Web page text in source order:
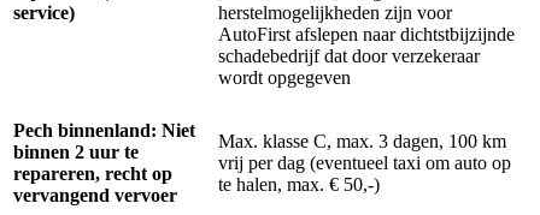
service)
herstelmogelijkheden zijn voor
AutoFirst afslepen naar dichtstbijzijnde
schadebedrijf dat door verzekeraar
wordt opgegeven
Pech binnenland: Niet
binnen 2 uur te
repareren, recht op
vervangend vervoer
Max. klasse C, max. 3 dagen, 100 km
vrij per dag (eventueel taxi om auto op
te halen, max. € 50,-)